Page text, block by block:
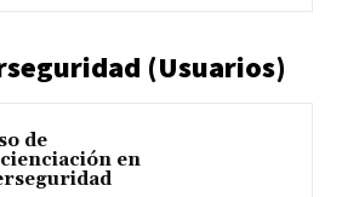
(Usuarios)
de
en